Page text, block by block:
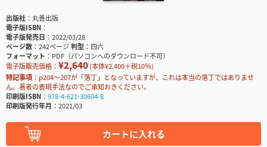
出版社
丸善出版
電子版ISBN
電子版発売日
2022/03/28
ページ数
242ページ判型
四六
フォーマット
PDF（パソコンへのダウンロード不可）
電子版販売価格： ¥2,640(本体¥2,400＋税10％)
特記事項
p204〜207が「落丁」となっていますが、これは本当の落丁ではありませ
ん。著者の表現手法なのでご承知おきください。
印刷版ISBN
978-4-621-30604-8
印刷版発行年月
2021/03
カートに入れる